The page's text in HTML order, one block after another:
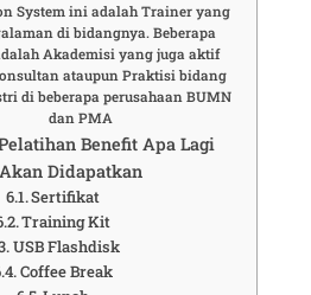
System ini adalah Trainer yang
di bidangnya. Beberapa
Akademisi yang juga aktif
ataupun Praktisi bidang
di beberapa perusahaan BUMN
dan PMA
Benefit Apa Lagi
Didapatkan
Sertifikat
Training Kit
USB Flashdisk
Coffee Break